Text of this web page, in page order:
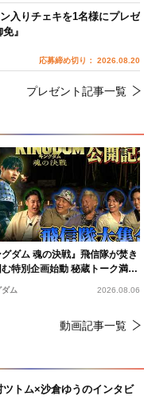
グダム 魂の決戦』飛信隊が焚き
特別企画始動 秘蔵トーク満載
グダムキャンプ”開催
ダム 2026.08.06
動画記事一覧
ツトム×沙倉ゆうのインタビ
入りチェキを1名様にプレゼ
』
応募締め切り： 2026.08.20
プレゼント記事一覧